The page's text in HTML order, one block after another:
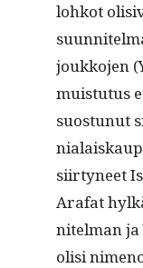
lohkot
joukko­jen
muis­tu­tus
suos­tunut
siir­tyneet
Arafat
nitel­man ja
olisi